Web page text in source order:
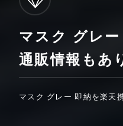
マスク グレ
通販情報もあ
マスク グレー 即納を楽天